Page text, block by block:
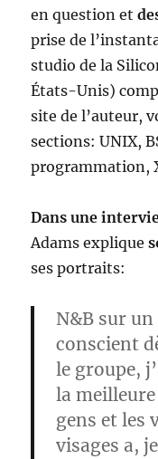
en question et
prise de
studio de la
États-Unis)
site de l’auteur,
sections: UNIX,
programmation,
Dans une
Adams explique
ses portraits:
N&B sur
conscient
le groupe,
la
gens et les
visages a,